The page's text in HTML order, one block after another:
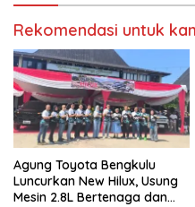
Rekomendasi untuk
Agung Toyota Bengkulu
Luncurkan New Hilux, Usung
Mesin 2.8L Bertenaga dan